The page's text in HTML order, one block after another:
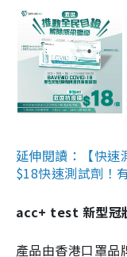
延伸閱讀：【快速
$18快速測試劑！
acc+ test 新型冠
產品由香港口罩品